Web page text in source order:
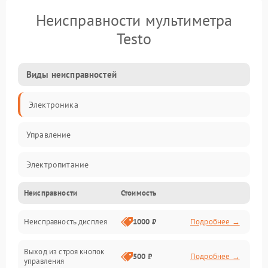
Неисправности мультиметра
Testo
Виды неисправностей
Электроника
Управление
Электропитание
Измерения
Индикация
Механические повреждения
Неисправности Стоимость
Неисправность дисплея 1000 ₽ Подробнее →
Выход из строя кнопок
управления
500 ₽ Подробнее →